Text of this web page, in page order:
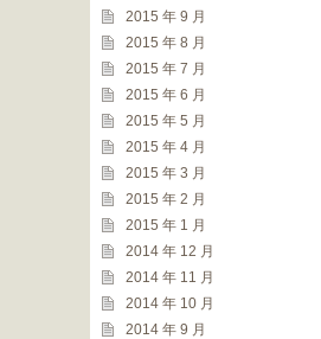
2015 年 9 月
2015 年 8 月
2015 年 7 月
2015 年 6 月
2015 年 5 月
2015 年 4 月
2015 年 3 月
2015 年 2 月
2015 年 1 月
2014 年 12 月
2014 年 11 月
2014 年 10 月
2014 年 9 月